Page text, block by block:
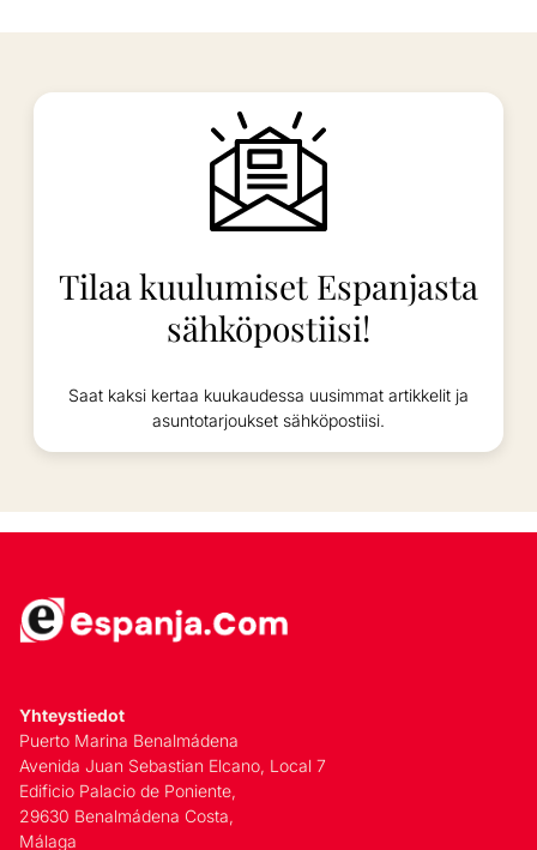
Tilaa kuulumiset Espanjasta
sähköpostiisi!
Saat kaksi kertaa kuukaudessa uusimmat artikkelit ja
asuntotarjoukset sähköpostiisi.
Yhteystiedot
Puerto Marina Benalmádena
Avenida Juan Sebastian Elcano, Local 7
Edificio Palacio de Poniente,
29630 Benalmádena Costa,
Málaga